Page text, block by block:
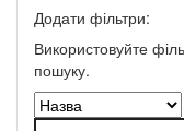
Додати фільтри:
Використовуйте
пошуку.